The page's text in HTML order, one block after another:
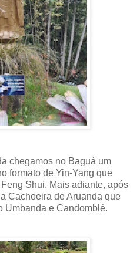
chegamos no Baguá um
formato de Yin-Yang que
Shui. Mais adiante, após
Cachoeira de Aruanda que
Umbanda e Candomblé.